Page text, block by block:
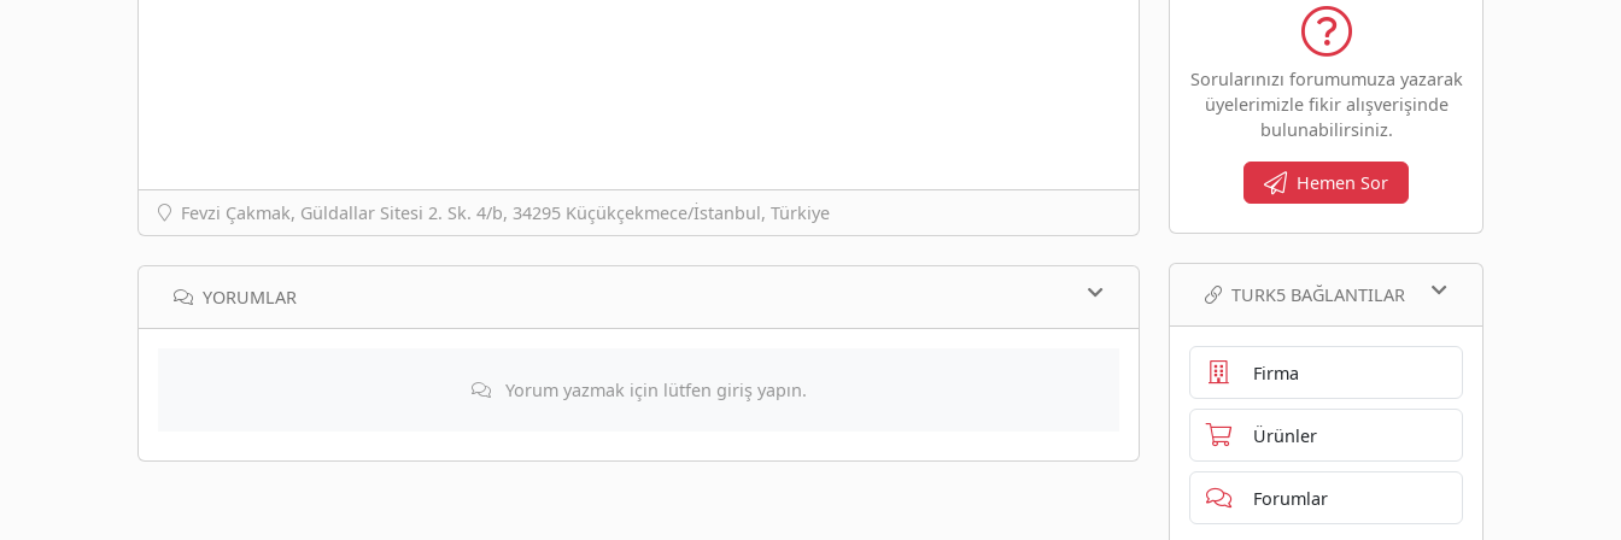
Fevzi Çakmak, Güldallar Sitesi 2. Sk. 4/b, 34295 Küçükçekmece/İstanbul, Türkiye
YORUMLAR
Yorum yazmak için lütfen giriş yapın.
Sorularınızı forumumuza yazarak
üyelerimizle fikir alışverişinde
bulunabilirsiniz.
Hemen Sor
TURK5 BAĞLANTILAR
Firma
Ürünler
Forumlar